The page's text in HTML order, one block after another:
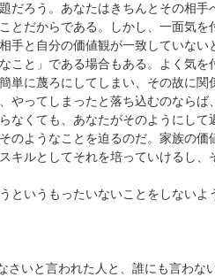
ろう。あなたはきちんとその相
とだからである。しかし、一面気
手と自分の価値観が一致していな
こと」である場合もある。よく気
単に蔑ろにしてしまい、その故に
やってしまったと落ち込むのなら
くても、あなたがそのようにして
のようなことを迫るのだ。家族の
キルとしてそれを培っていけるし
というもったいないことをしない
いと言われた人と、誰にも言わ